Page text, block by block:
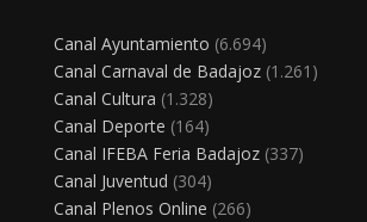
Canal Ayuntamiento (6.694)
Canal Carnaval de Badajoz(1.261)
Canal Cultura (1.328)
Canal Deporte (164)
Canal IFEBA Feria Badajoz(337)
Canal Juventud (304)
Canal Plenos Online (266)